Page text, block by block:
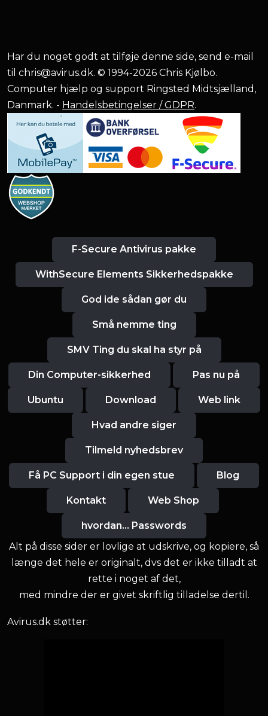
Har du noget godt at tilføje denne side, send e-mail
til chris@avirus.dk. © 1994-2026 Chris Kjølbo.
Computer hjælp og support Ringsted Midtsjælland,
Danmark. - Handelsbetingelser / GDPR.
F-Secure Antivirus pakke
WithSecure Elements Sikkerhedspakke
God ide sådan gør du
Små nemme ting
SMV Ting du skal ha styr på
Din Computer-sikkerhed Pas nu på
Ubuntu Download Web link
Hvad andre siger
Tilmeld nyhedsbrev
Få PC Support i din egen stue Blog
Kontakt Web Shop
hvordan... Passwords
Alt på disse sider er lovlige at udskrive, og kopiere, så
længe det hele er originalt, dvs det er ikke tilladt at
rette i noget af det,
med mindre der er givet skriftlig tilladelse dertil.
Avirus.dk støtter: